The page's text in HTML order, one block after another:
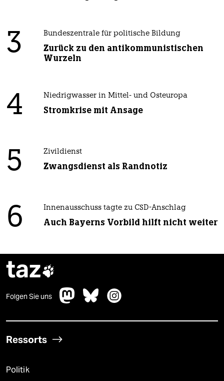
3 Bundeszentrale für politische Bildung
Zurück zu den antikommunistischen
Wurzeln
4 Niedrigwasser in Mittel- und Osteuropa
Stromkrise mit Ansage
5 Zivildienst
Zwangsdienst als Randnotiz
6 Innenausschuss tagte zu CSD-Anschlag
Auch Bayerns Vorbild hilft nicht weiter
taz
Folgen Sie uns
Ressorts
Politik